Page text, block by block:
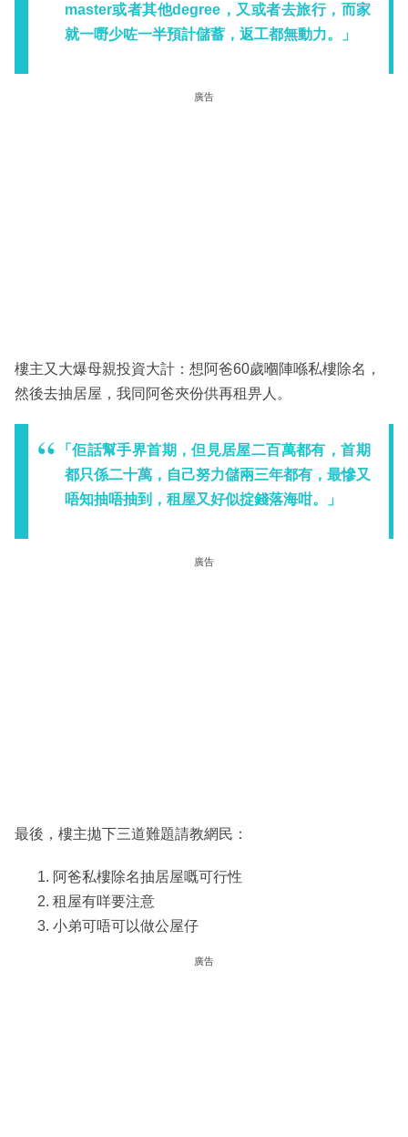
master或者其他degree，又或者去旅行，而家
就一嘢少咗一半預計儲蓄，返工都無動力。」
廣告
樓主又大爆母親投資大計：想阿爸60歲嗰陣喺私樓除名，
然後去抽居屋，我同阿爸夾份供再租畀人。
「佢話幫手界首期，但見居屋二百萬都有，首期
都只係二十萬，自己努力儲兩三年都有，最慘又
唔知抽唔抽到，租屋又好似掟錢落海咁。」
廣告
最後，樓主拋下三道難題請教網民：
阿爸私樓除名抽居屋嘅可行性
租屋有咩要注意
小弟可唔可以做公屋仔
廣告